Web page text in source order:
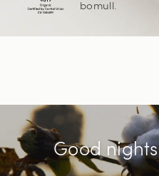
bomull.
Good